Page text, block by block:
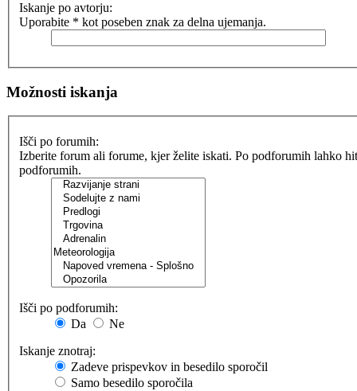
Iskanje po avtorju:
Uporabite * kot poseben znak za delna ujemanja.
Možnosti iskanja
Išči po forumih:
Izberite forum ali forume, kjer želite iskati. Po podforumih lahko
podforumih.
Išči po podforumih:
Da
Ne
Iskanje znotraj:
Zadeve prispevkov in besedilo sporočil
Samo besedilo sporočila